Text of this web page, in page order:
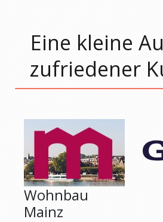
Eine kleine
zufriedener
Wohnbau
Mainz